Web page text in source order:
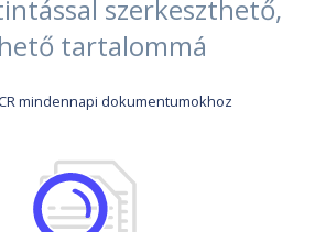
szerkeszthető,
tartalommá
mindennapi dokumentumokhoz